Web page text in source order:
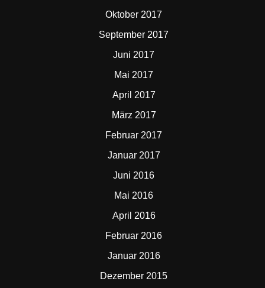
Oktober 2017
September 2017
Juni 2017
Mai 2017
April 2017
März 2017
Februar 2017
Januar 2017
Juni 2016
Mai 2016
April 2016
Februar 2016
Januar 2016
Dezember 2015